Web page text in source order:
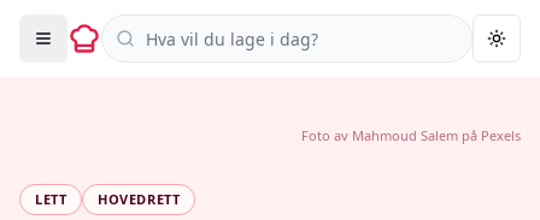
Søk i oppskrifter
LETT HOVEDRETT
Foto av Mahmoud Salem på Pexels